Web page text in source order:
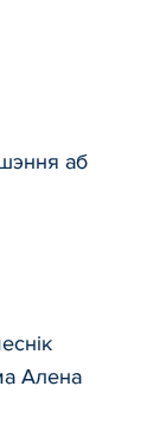
аб
Алена